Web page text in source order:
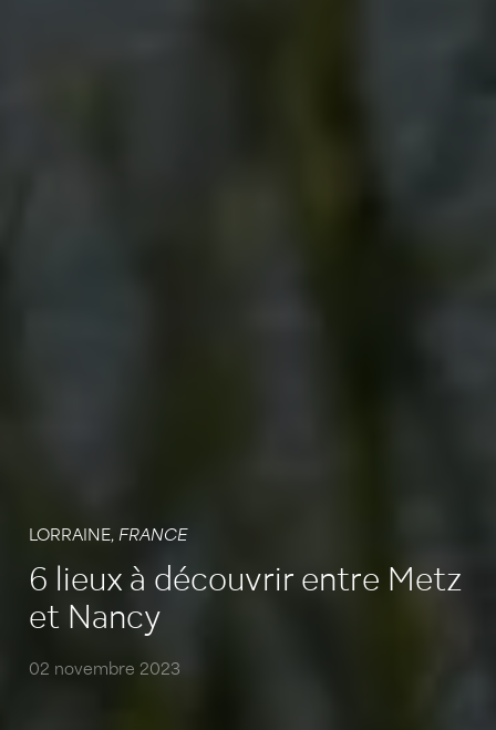
LORRAINE, FRANCE
6 lieux à découvrir entre Metz
et Nancy
02 novembre 2023